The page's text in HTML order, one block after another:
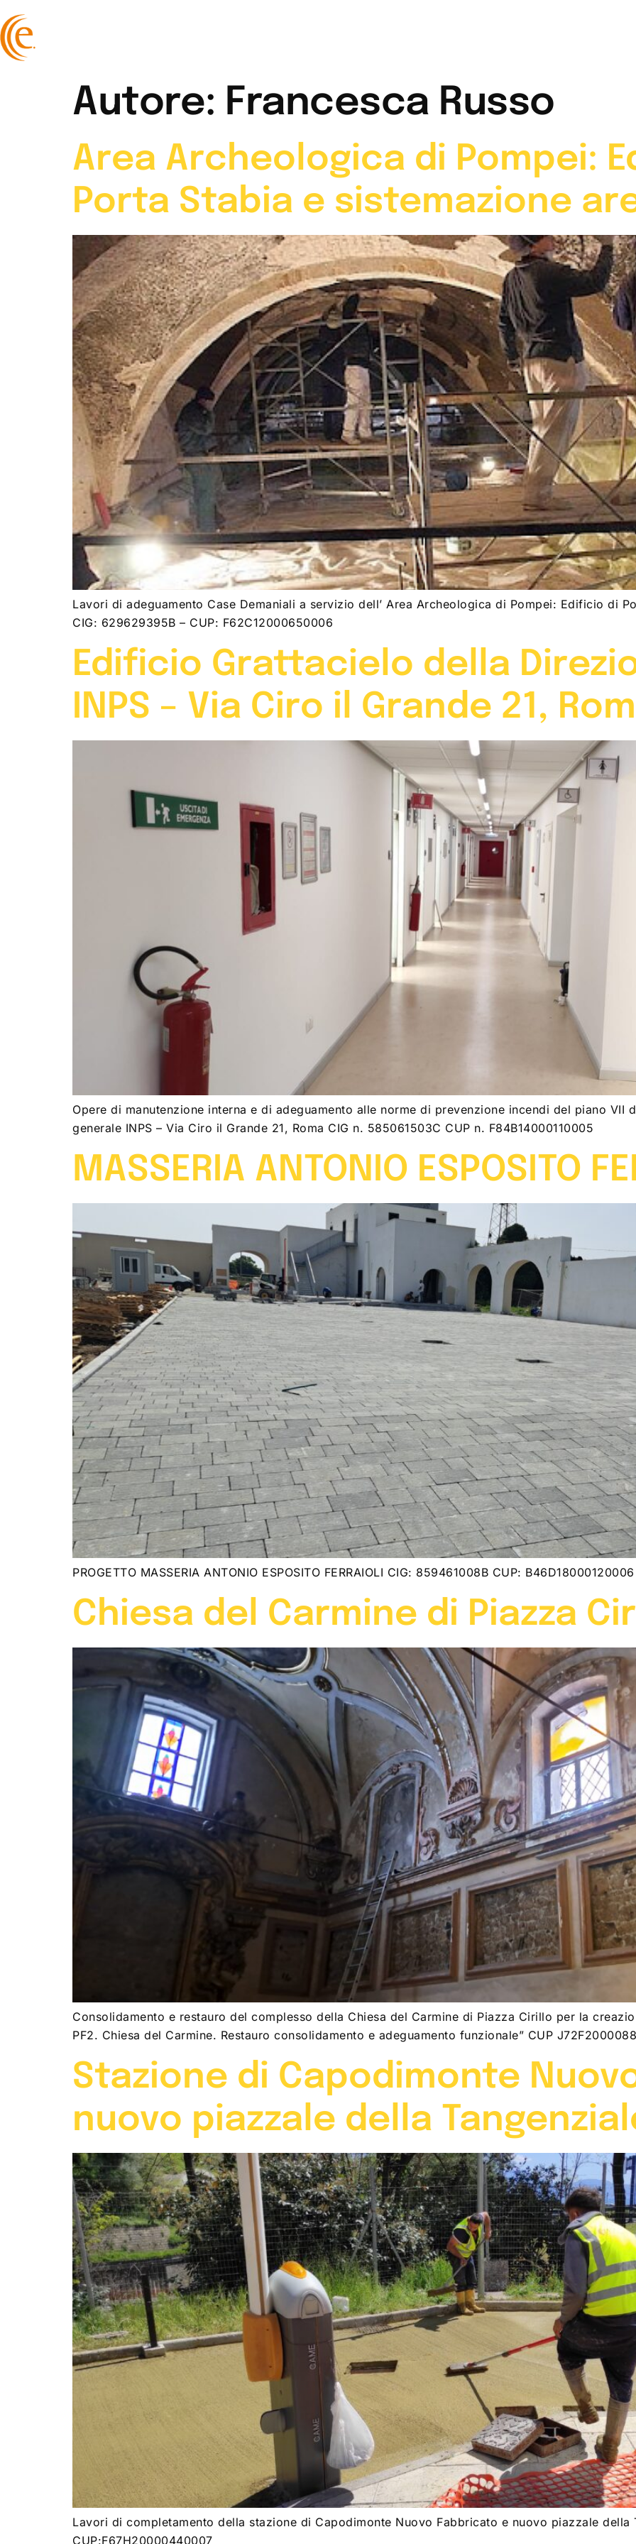
Autore: Francesca Russo
Area Archeologica di Pompei:
Porta Stabia e sistemazione
Lavori di adeguamento Case Demaniali a servizio dell’ Area Archeologica di Pompei: Edificio di
CIG: 629629395B – CUP: F62C12000650006
Edificio Grattacielo della
INPS – Via Ciro il Grande 21,
Opere di manutenzione interna e di adeguamento alle norme di prevenzione incendi del piano VII
generale INPS – Via Ciro il Grande 21, Roma CIG n. 585061503C CUP n. F84B14000110005
MASSERIA ANTONIO ESPOSITO
PROGETTO MASSERIA ANTONIO ESPOSITO FERRAIOLI CIG: 859461008B CUP: B46D18000120006
Chiesa del Carmine di Piazza
Consolidamento e restauro del complesso della Chiesa del Carmine di Piazza Cirillo per la
PF2. Chiesa del Carmine. Restauro consolidamento e adeguamento funzionale” CUP
Stazione di Capodimonte
nuovo piazzale della
Lavori di completamento della stazione di Capodimonte Nuovo Fabbricato e nuovo piazzale della
CUP:F67H20000440007